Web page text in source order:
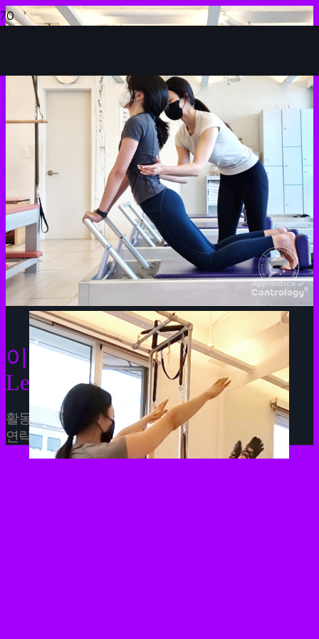
이현정
Lee Hyunjeong
활동 지역 :
Busan
연락처 :010.9409.3213